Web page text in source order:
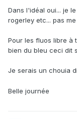
Dans l'idéal oui... je
rogerley etc... pas
Pour les fluos libre à
bien du bleu ceci dit
Je serais un chouia
Belle journée